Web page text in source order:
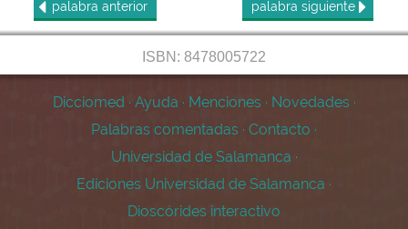
palabra anterior palabra siguiente
ISBN: 8478005722
Dicciomed · Ayuda · Menciones · Novedades ·
Palabras comentadas · Contacto ·
Universidad de Salamanca ·
Ediciones Universidad de Salamanca ·
Dioscórides interactivo